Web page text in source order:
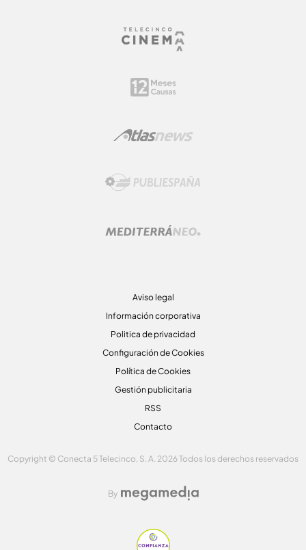
Aviso legal
Información corporativa
Politica de privacidad
Configuración de Cookies
Política de Cookies
Gestión publicitaria
RSS
Contacto
Copyright © Conecta 5 Telecinco, S. A. 2026 Todos los derechos reservados
By